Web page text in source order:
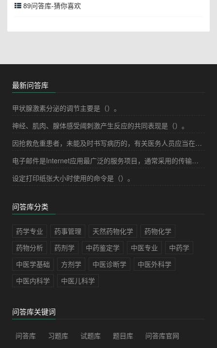
89问答库-猜你喜欢
最新问答库
甲状腺激素分泌的调节主要是（）。
神经、肌肉、腺体感受阈刺激产生反应的共同表现是（）。
因抢救危重患者，未能及时书写病历的，有关医务人员应当在抢救结束后几小时内据实补记，并加以注明（）。
电子邮件是Internet应用最广泛的服务项目，通常采用的传输协议是（）。
设定打印纸张大小时使用的命令是（）。
问答库分类
药学专业 药事管理 天然药物化学
药物化学
药物分析
药剂学 中药鉴定学 中医专业
中药学
中医学基础
方剂学 中医诊断学
中医外科学
中医内科学
中医儿科学
问答库关键词
问答库 习题库 试题库 题目库
问答库官网